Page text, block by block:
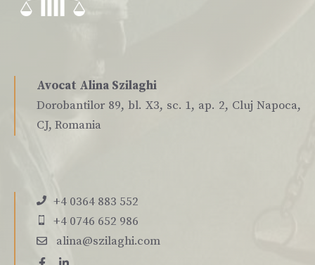
Avocat Alina Szilaghi
Dorobantilor 89, bl. X3, sc. 1, ap. 2, Cluj Napoca,
CJ, Romania
+4 0364 883 552
+4 0746 652 986
alina@szilaghi.com